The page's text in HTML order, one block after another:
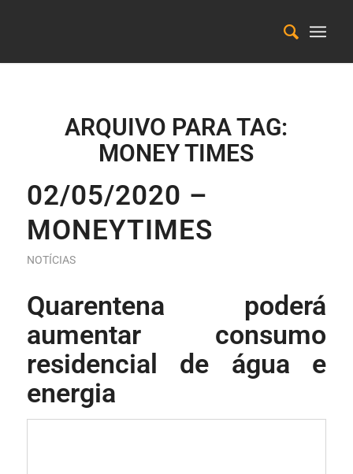
ARQUIVO PARA TAG:
MONEY TIMES
02/05/2020 –
MONEYTIMES
NOTÍCIAS
Quarentena poderá
aumentar consumo
residencial de água e
energia